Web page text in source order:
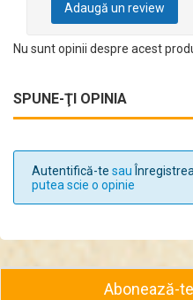
Adaugă un review
Nu sunt opinii despre acest
SPUNE-ŢI OPINIA
Autentifică-te sau
putea scie o opinie
Abonează-